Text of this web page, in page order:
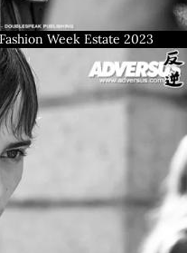
Week Estate 2023